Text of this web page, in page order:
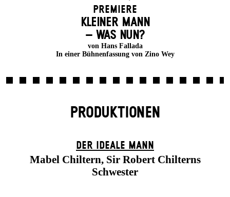
Premiere
KLEINER MANN
– WAS NUN?
von Hans Fallada
In einer Bühnenfassung von Zino Wey
PRODUKTIONEN
DER IDEALE MANN
Mabel Chiltern, Sir Robert Chilterns
Schwester